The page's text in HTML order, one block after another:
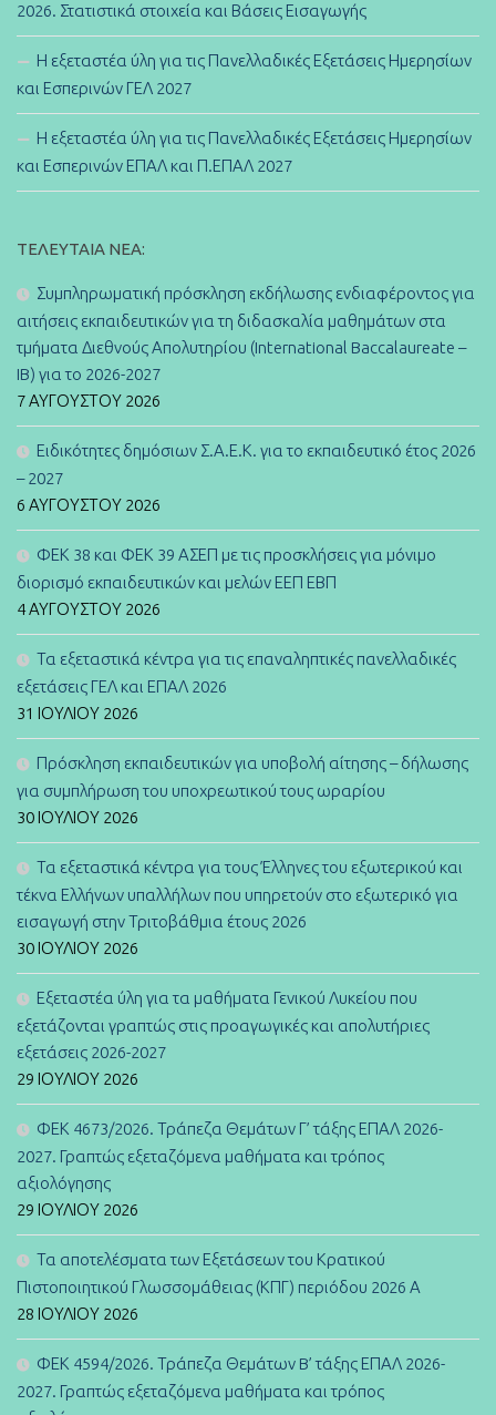
2026. Στατιστικά στοιχεία και Βάσεις Εισαγωγής
Η εξεταστέα ύλη για τις Πανελλαδικές Εξετάσεις Ημερησίων
και Εσπερινών ΓΕΛ 2027
Η εξεταστέα ύλη για τις Πανελλαδικές Εξετάσεις Ημερησίων
και Εσπερινών ΕΠΑΛ και Π.ΕΠΑΛ 2027
ΤΕΛΕΥΤΑΊΑ ΝΈΑ:
Συμπληρωματική πρόσκληση εκδήλωσης ενδιαφέροντος για
αιτήσεις εκπαιδευτικών για τη διδασκαλία μαθημάτων στα
τμήματα Διεθνούς Απολυτηρίου (International Baccalaureate –
IB) για το 2026-2027
7 ΑΥΓΟΎΣΤΟΥ 2026
Ειδικότητες δημόσιων Σ.Α.Ε.Κ. για το εκπαιδευτικό έτος 2026
– 2027
6 ΑΥΓΟΎΣΤΟΥ 2026
ΦΕΚ 38 και ΦΕΚ 39 ΑΣΕΠ με τις προσκλήσεις για μόνιμο
διορισμό εκπαιδευτικών και μελών ΕΕΠ ΕΒΠ
4 ΑΥΓΟΎΣΤΟΥ 2026
Τα εξεταστικά κέντρα για τις επαναληπτικές πανελλαδικές
εξετάσεις ΓΕΛ και ΕΠΑΛ 2026
31 ΙΟΥΛΊΟΥ 2026
Πρόσκληση εκπαιδευτικών για υποβολή αίτησης – δήλωσης
για συμπλήρωση του υποχρεωτικού τους ωραρίου
30 ΙΟΥΛΊΟΥ 2026
Τα εξεταστικά κέντρα για τους Έλληνες του εξωτερικού και
τέκνα Ελλήνων υπαλλήλων που υπηρετούν στο εξωτερικό για
εισαγωγή στην Τριτοβάθμια έτους 2026
30 ΙΟΥΛΊΟΥ 2026
Εξεταστέα ύλη για τα μαθήματα Γενικού Λυκείου που
εξετάζονται γραπτώς στις προαγωγικές και απολυτήριες
εξετάσεις 2026-2027
29 ΙΟΥΛΊΟΥ 2026
ΦΕΚ 4673/2026. Τράπεζα Θεμάτων Γ’ τάξης ΕΠΑΛ 2026-
2027. Γραπτώς εξεταζόμενα μαθήματα και τρόπος
αξιολόγησης
29 ΙΟΥΛΊΟΥ 2026
Τα αποτελέσματα των Εξετάσεων του Κρατικού
Πιστοποιητικού Γλωσσομάθειας (ΚΠΓ) περιόδου 2026 Α
28 ΙΟΥΛΊΟΥ 2026
ΦΕΚ 4594/2026. Τράπεζα Θεμάτων B’ τάξης ΕΠΑΛ 2026-
2027. Γραπτώς εξεταζόμενα μαθήματα και τρόπος